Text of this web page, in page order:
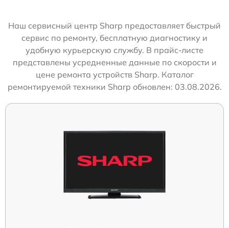
Наш сервисный центр Sharp предоставляет быстрый
сервис по ремонту, бесплатную диагностику и
удобную курьерскую службу. В прайс-листе
представлены усредненные данные по скорости и
цене ремонта устройств Sharp. Каталог
ремонтируемой техники Sharp обновлен: 03.08.2026.